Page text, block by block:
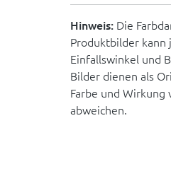
Hinweis: Die
Produktbilder kann
Einfallswinkel und
Bilder dienen als
Farbe und
abweichen.